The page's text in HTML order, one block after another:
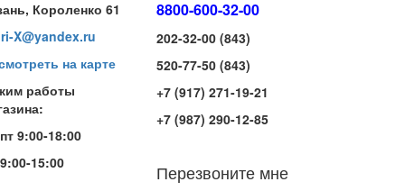
Короленко 61
X@yandex.ru
на карте
работы
9:00-18:00
15:00
8800-600-32-00
202-32-00 (843)
520-77-50 (843)
+7 (917) 271-19-21
+7 (987) 290-12-85
Перезвоните мне